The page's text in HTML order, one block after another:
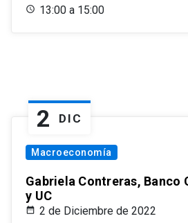
13:00 a 15:00
2 DIC
Macroeconomía
Gabriela Contreras, Banco
y UC
2 de Diciembre de 2022